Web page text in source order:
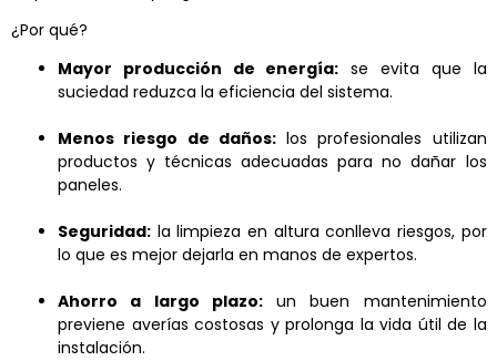
¿Por qué?
Mayor producción de energía: se evita que la
suciedad reduzca la eficiencia del sistema.
Menos riesgo de daños:los profesionales utilizan
productos y técnicas adecuadas para no dañar los
paneles.
Seguridad: la limpieza en altura conlleva riesgos, por
lo que es mejor dejarla en manos de expertos.
Ahorro a largo plazo:un buen mantenimiento
previene averías costosas y prolonga la vida útil de la
instalación.